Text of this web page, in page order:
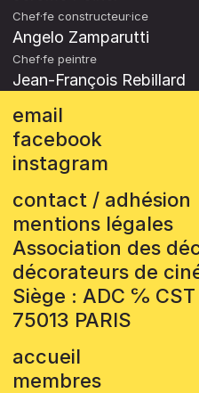
Chef·fe constructeur·ice
Angelo Zamparutti
Chef·fe peintre
Jean-François Rebillard
email
facebook
instagram
contact / adhésion
mentions légales
Association des
décorateurs de
Siège : ADC ℅
75013 PARIS
accueil
membres